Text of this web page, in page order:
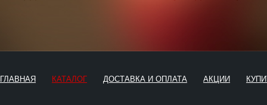
ГЛАВНАЯ КАТАЛОГ ДОСТАВКА И ОПЛАТА АКЦИИ